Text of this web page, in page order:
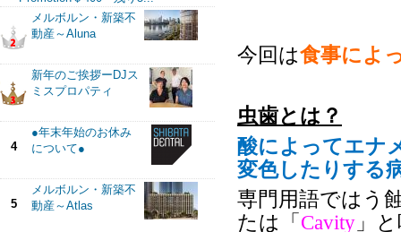
メルボルン・新築不
動産～Aluna
新年のご挨拶ーDJス
ミスプロパティ
4
●年末年始のお休み
について●
5
メルボルン・新築不
動産～Atlas
今回は食事によ
虫歯とは？
酸によってエナ
変色したりする
専門用語ではう
たは「 Cavity 」